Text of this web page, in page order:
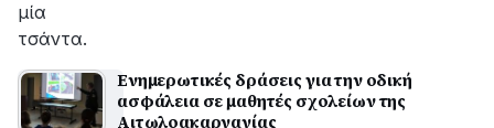
μία
τσάντα.
Ενημερωτικές δράσεις για την οδική
ασφάλεια σε μαθητές σχολείων της
Αιτωλοακαρνανίας